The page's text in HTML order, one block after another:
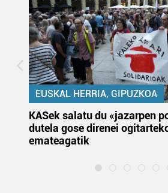
EUSKAL HERRIA, GIPUZKOA
KASek salatu du «jazarpen
dutela gose direnei
emateagatik